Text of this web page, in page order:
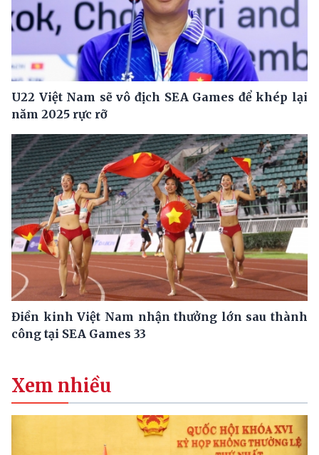
U22 Việt Nam sẽ vô địch SEA Games để khép lại
năm 2025 rực rỡ
Điền kinh Việt Nam nhận thưởng lớn sau thành
công tại SEA Games 33
Xem nhiều